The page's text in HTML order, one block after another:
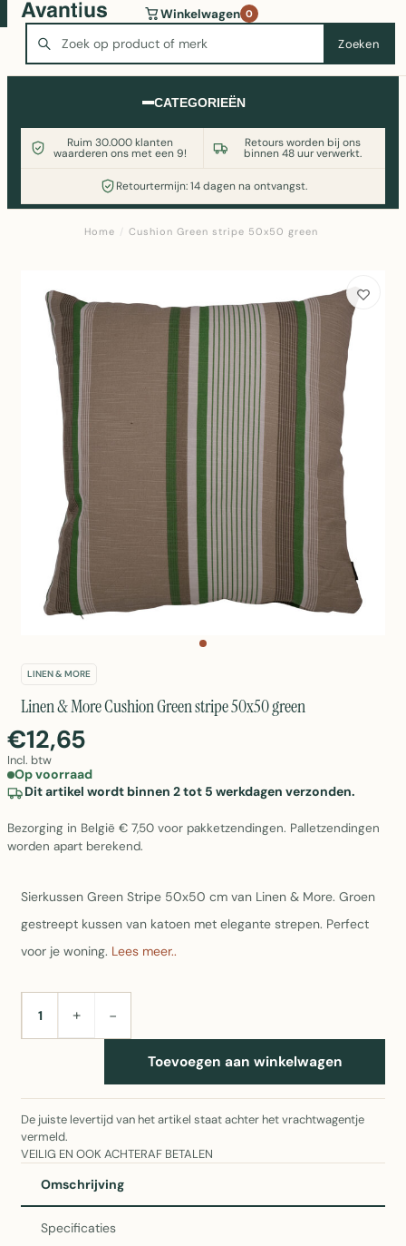
Zoeken
Winkelwagen 0
CATEGORIEËN
Ruim 30.000 klanten
waarderen ons met een 9!
Retours worden bij ons
binnen 48 uur verwerkt.
Retourtermijn: 14 dagen na ontvangst.
Wasmachine of koelkast nodig? Vergelijk alle prijzen op
Witgoedaanbod.nl
Home / Cushion Green stripe 50x50 green
LINEN & MORE
Linen & More Cushion Green stripe 50x50 green
€12,65
Incl. btw
Op voorraad
Dit artikel wordt binnen 2 tot 5 werkdagen verzonden.
Bezorging in België € 7,50 voor pakketzendingen. Palletzendingen
worden apart berekend.
Sierkussen Green Stripe 50x50 cm van Linen & More. Groen
gestreept kussen van katoen met elegante strepen. Perfect
voor je woning. Lees meer..
AANTAL+ −
Toevoegen aan winkelwagen
De juiste levertijd van het artikel staat achter het vrachtwagentje
vermeld.
VEILIG EN OOK ACHTERAF BETALEN
Omschrijving
Specificaties